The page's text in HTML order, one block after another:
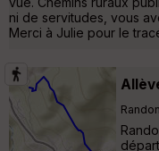
ni de servitudes, vous
Merci à Julie pour le